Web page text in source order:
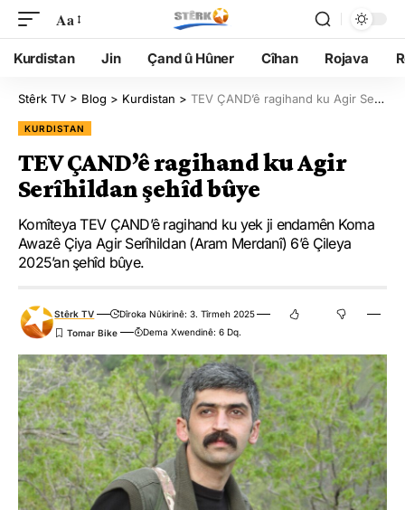
Aa
Kurdistan Jin Çand û Hûner Cîhan Rojava
Stêrk TV > Blog > Kurdistan > TEV ÇAND’ê ragihand ku Agir Serîhildan şehîd bûye
KURDISTAN
TEV ÇAND’ê ragihand ku Agir
Serîhildan şehîd bûye
Komîteya TEV ÇAND’ê ragihand ku yek ji endamên Koma
Awazê Çiya Agir Serîhildan (Aram Merdanî) 6’ê Çileya
2025’an şehîd bûye.
Stêrk TV
Dîroka Nûkirinê: 3. Tîrmeh 2025
Dema Xwendinê: 6 Dq.